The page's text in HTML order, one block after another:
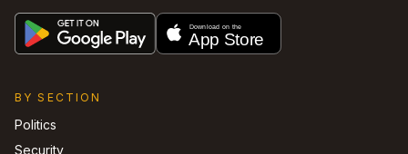
BY SECTION
Politics
Security